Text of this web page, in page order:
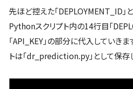
先ほど控えた「DEPLOYMENT_ID」
Pythonスクリプト内の14行目「
「API_KEY」の部分に代入していき
トは「dr_prediction.py」として保存